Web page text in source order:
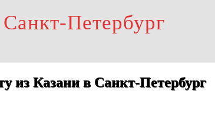
Петербург
из Казани в Санкт-Петербург